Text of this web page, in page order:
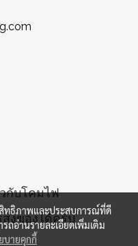
กับโคมไฟ
งของได้ครับ
สิทธิภาพและประสบการณ์ที่ดี
ถอ่านรายละเอียดเพิ่มเติม
บายคุกกี้